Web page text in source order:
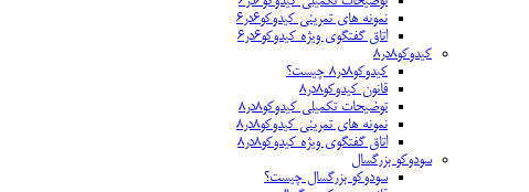
نمونه های تمرینی کیدوکو۶در۶
اتاق گفتگوی ویژه کیدوکو۶در۶
کیدوکو۸در۸
کیدوکو۸در۸ چیست؟
قانون کیدوکو۸در۸
توضیحات تکمیلی کیدوکو۸در۸
نمونه های تمرینی کیدوکو۸در۸
اتاق گفتگوی ویژه کیدوکو۸در۸
سودوکو بزرگسال
سودوکو بزرگسال چیست؟